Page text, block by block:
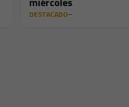
DESTACADO